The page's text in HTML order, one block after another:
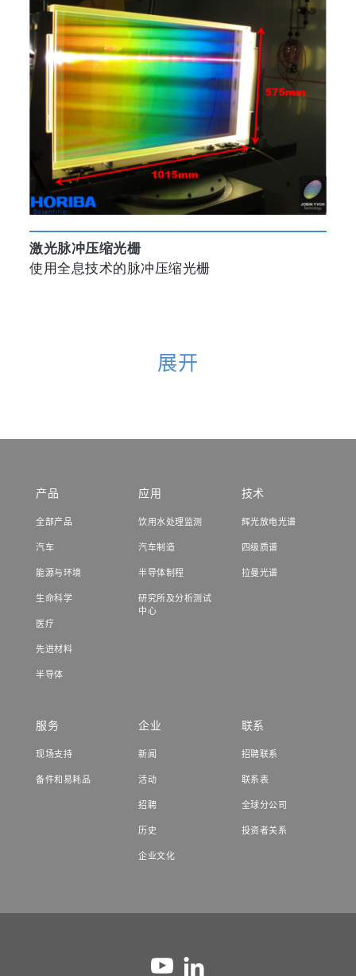
激光脉冲压缩光栅
使用全息技术的脉冲压缩光栅
展开
产品
全部产品
汽车
能源与环境
生命科学
医疗
先进材料
半导体
应用
饮用水处理监测
汽车制造
半导体制程
研究所及分析测试
中心
技术
辉光放电光谱
四级质谱
拉曼光谱
服务
现场支持
备件和易耗品
企业
新闻
活动
招聘
历史
企业文化
联系
招聘联系
联系表
全球分公司
投资者关系